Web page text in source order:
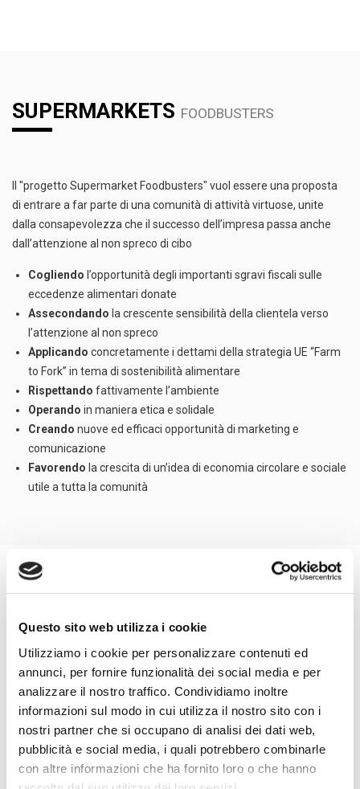
Questo sito web utilizza i cookie
Utilizziamo i cookie per personalizzare contenuti ed
annunci, per fornire funzionalità dei social media e per
analizzare il nostro traffico. Condividiamo inoltre
informazioni sul modo in cui utilizza il nostro sito con i
nostri partner che si occupano di analisi dei dati web,
pubblicità e social media, i quali potrebbero combinarle
con altre informazioni che ha fornito loro o che hanno
SUPERMARKETS FOODBUSTERS
Il "progetto Supermarket Foodbusters" vuol essere una proposta
di entrare a far parte di una comunità di attività virtuose, unite
dalla consapevolezza che il successo dell’impresa passa anche
dall’attenzione al non spreco di cibo
Cogliendo l’opportunità degli importanti sgravi fiscali sulle
eccedenze alimentari donate
Assecondando la crescente sensibilità della clientela verso
l’attenzione al non spreco
Applicando concretamente i dettami della strategia UE “Farm
to Fork” in tema di sostenibilità alimentare
Rispettando fattivamente l’ambiente
Operando in maniera etica e solidale
Creando nuove ed efficaci opportunità di marketing e
comunicazione
Favorendo la crescita di un’idea di economia circolare e sociale
utile a tutta la comunità
QUALI VANTAGGI?
1
Recuperare ingenti somme di denaro grazie agli sgravi
fiscali con un approccio semplice ed un sistema gestionale